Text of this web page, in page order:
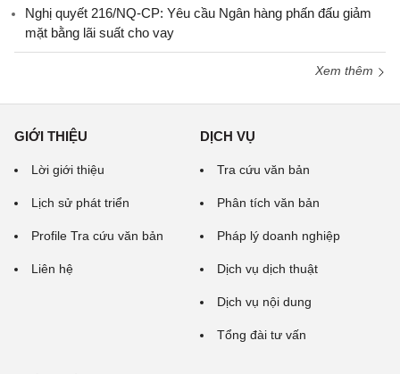
Nghị quyết 216/NQ-CP: Yêu cầu Ngân hàng phấn đấu giảm
mặt bằng lãi suất cho vay
Xem thêm
GIỚI THIỆU
Lời giới thiệu
Lịch sử phát triển
Profile Tra cứu văn bản
Liên hệ
DỊCH VỤ
Tra cứu văn bản
Phân tích văn bản
Pháp lý doanh nghiệp
Dịch vụ dịch thuật
Dịch vụ nội dung
Tổng đài tư vấn